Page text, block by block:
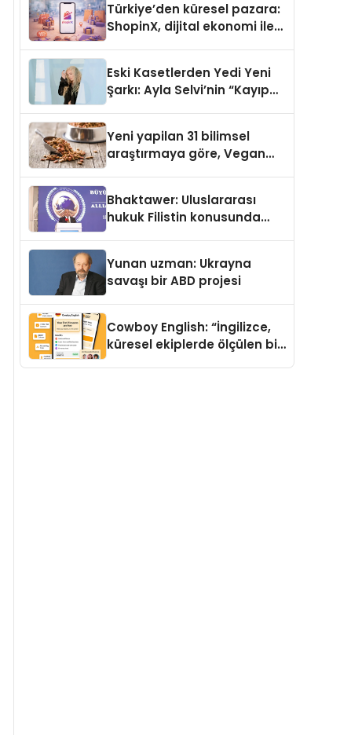
Türkiye’den küresel pazara:
ShopinX, dijital ekonomi ile
Eski Kasetlerden Yedi Yeni
Şarkı: Ayla Selvi’nin “Kayıp
Yeni yapilan 31 bilimsel
araştırmaya göre, Vegan
Sindirildiğini Ortaya Koydu
Bhaktawer: Uluslararası
hukuk Filistin konusunda
Yunan uzman: Ukrayna
savaşı bir ABD projesi
Cowboy English: “İngilizce,
küresel ekiplerde ölçülen bir